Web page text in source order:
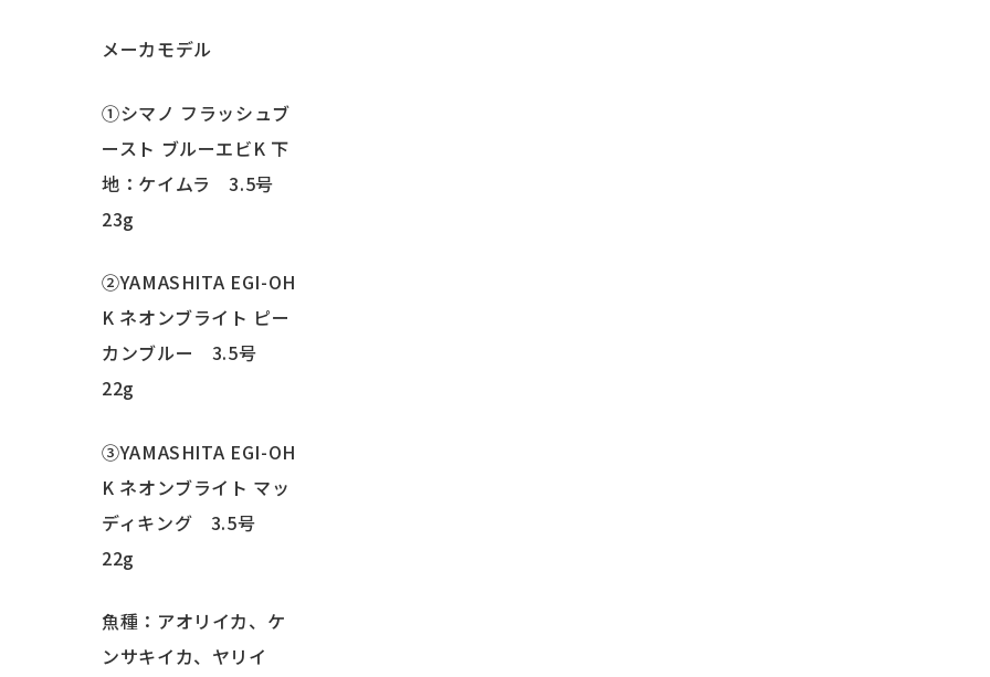
メーカモデル
①シマノ フラッシュブ
ースト ブルーエビK 下
地：ケイムラ 3.5号
23g
②YAMASHITA EGI-OH
K ネオンブライト ピー
カンブルー 3.5号
22g
③YAMASHITA EGI-OH
K ネオンブライト マッ
ディキング 3.5号
22g
魚種：アオリイカ、ケ
ンサキイカ、ヤリイ